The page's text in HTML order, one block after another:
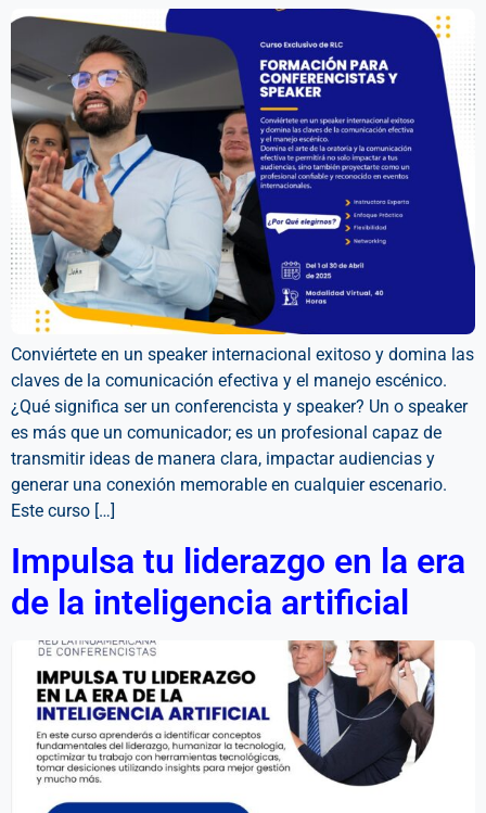
Conviértete en un speaker internacional exitoso y domina las
claves de la comunicación efectiva y el manejo escénico.
¿Qué significa ser un conferencista y speaker? Un o speaker
es más que un comunicador; es un profesional capaz de
transmitir ideas de manera clara, impactar audiencias y
generar una conexión memorable en cualquier escenario.
Este curso […]
Impulsa tu liderazgo en la era
de la inteligencia artificial